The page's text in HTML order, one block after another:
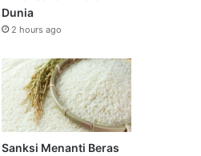
Dunia
2 hours ago
Sanksi Menanti Beras